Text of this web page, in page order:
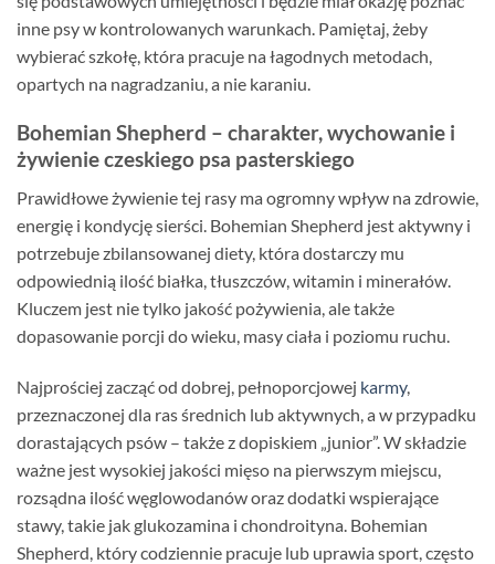
inne psy w kontrolowanych warunkach. Pamiętaj, żeby
wybierać szkołę, która pracuje na łagodnych metodach,
opartych na nagradzaniu, a nie karaniu.
Bohemian Shepherd – charakter, wychowanie i
żywienie czeskiego psa pasterskiego
Prawidłowe żywienie tej rasy ma ogromny wpływ na zdrowie,
energię i kondycję sierści. Bohemian Shepherd jest aktywny i
potrzebuje zbilansowanej diety, która dostarczy mu
odpowiednią ilość białka, tłuszczów, witamin i minerałów.
Kluczem jest nie tylko jakość pożywienia, ale także
dopasowanie porcji do wieku, masy ciała i poziomu ruchu.
Najprościej zacząć od dobrej, pełnoporcjowej karmy,
przeznaczonej dla ras średnich lub aktywnych, a w przypadku
dorastających psów – także z dopiskiem „junior”. W składzie
ważne jest wysokiej jakości mięso na pierwszym miejscu,
rozsądna ilość węglowodanów oraz dodatki wspierające
stawy, takie jak glukozamina i chondroityna. Bohemian
Shepherd, który codziennie pracuje lub uprawia sport, często